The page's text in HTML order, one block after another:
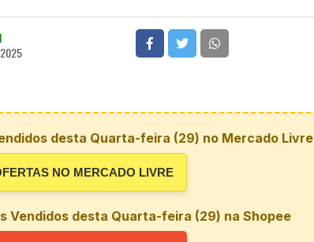
desta Quarta-feira (29) no Mercado Livre
NO MERCADO LIVRE
Vendidos desta Quarta-feira (29) na Shopee